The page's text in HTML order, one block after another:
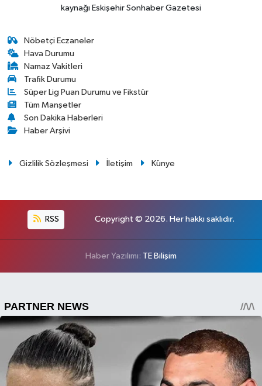
kaynağı Eskişehir Sonhaber Gazetesi
Nöbetçi Eczaneler
Hava Durumu
Namaz Vakitleri
Trafik Durumu
Süper Lig Puan Durumu ve Fikstür
Tüm Manşetler
Son Dakika Haberleri
Haber Arşivi
Gizlilik Sözleşmesi İletişim Künye
RSS Copyright © 2026. Her hakkı saklıdır.
Haber Yazılımı: TE Bilişim